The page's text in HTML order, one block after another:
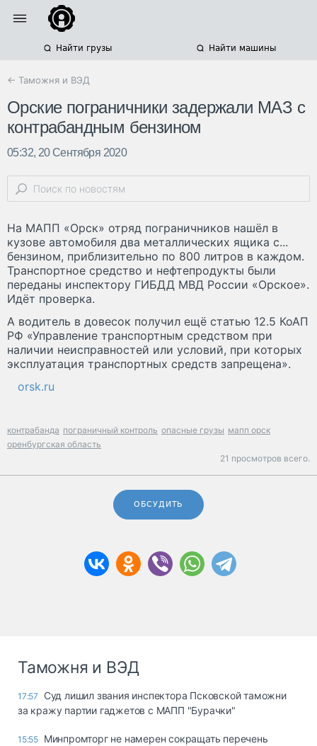
Найти грузы Найти машины
← Таможня и ВЭД
Орские пограничники задержали МАЗ с
контрабандным бензином
05:32, 20 Сентября 2020
На МАПП «Орск» отряд пограничников нашёл в
кузове автомобиля два металлических ящика с...
бензином, приблизительно по 800 литров в каждом.
Транспортное средство и нефтепродукты были
переданы инспектору ГИБДД МВД России «Орское».
Идёт проверка.
А водитель в довесок получил ещё статью 12.5 КоАП
РФ «Управление транспортным средством при
наличии неисправностей или условий, при которых
эксплуатация транспортных средств запрещена».
orsk.ru
контрабанда пограничный контроль опасные грузы мапп орск
оренбургская область
21 просмотров всего.
ОБСУДИТЬ
Таможня и ВЭД
17:57
Суд лишил звания инспектора Псковской таможни
за кражу партии гаджетов с МАПП "Бурачки"
15:55 Минпромторг не намерен сокращать перечень